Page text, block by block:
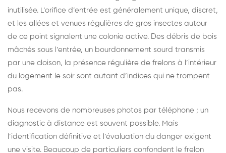
inutilisée. L’orifice d’entrée est généralement unique, discret,
et les allées et venues régulières de gros insectes autour
de ce point signalent une colonie active. Des débris de bois
mâchés sous l’entrée, un bourdonnement sourd transmis
par une cloison, la présence régulière de frelons à l’intérieur
du logement le soir sont autant d’indices qui ne trompent
pas.
Nous recevons de nombreuses photos par téléphone ; un
diagnostic à distance est souvent possible. Mais
l’identification définitive et l’évaluation du danger exigent
une visite. Beaucoup de particuliers confondent le frelon